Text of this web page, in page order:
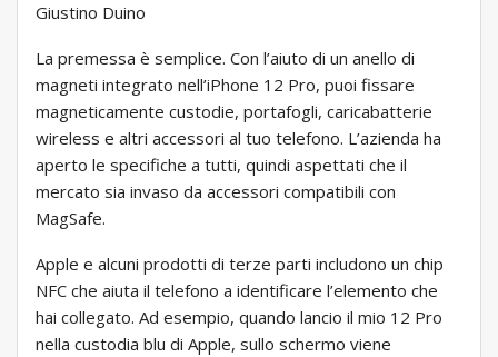
Giustino Duino
La premessa è semplice. Con l’aiuto di un anello di
magneti integrato nell’iPhone 12 Pro, puoi fissare
magneticamente custodie, portafogli, caricabatterie
wireless e altri accessori al tuo telefono. L’azienda ha
aperto le specifiche a tutti, quindi aspettati che il
mercato sia invaso da accessori compatibili con
MagSafe.
Apple e alcuni prodotti di terze parti includono un chip
NFC che aiuta il telefono a identificare l’elemento che
hai collegato. Ad esempio, quando lancio il mio 12 Pro
nella custodia blu di Apple, sullo schermo viene